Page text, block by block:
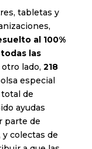
tabletas y
al 100%
las
lado, 218
especial
de
ayudas
parte de
colectas de